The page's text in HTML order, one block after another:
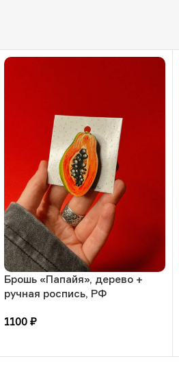
Брошь «Папайя», дерево +
ручная роспись, РФ
1100₽